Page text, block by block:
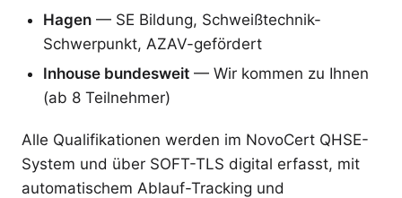
Hagen — SE Bildung, Schweißtechnik-
Schwerpunkt, AZAV-gefördert
Inhouse bundesweit — Wir kommen zu Ihnen
(ab 8 Teilnehmer)
Alle Qualifikationen werden im NovoCert QHSE-
System und über SOFT-TLS digital erfasst, mit
automatischem Ablauf-Tracking und